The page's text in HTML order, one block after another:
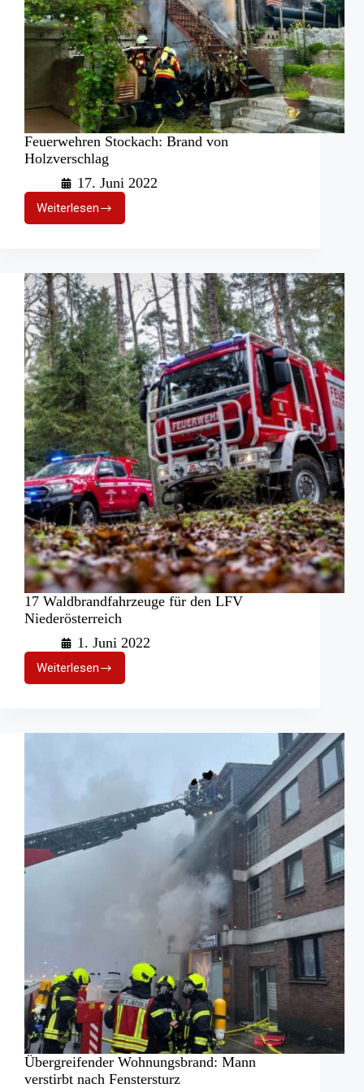
Feuerwehren Stockach: Brand von
Holzverschlag
17. Juni 2022
WeiterlesenFeuerwehren
Stockach:
Holzverschlag
17 Waldbrandfahrzeuge für den LFV
Niederösterreich
1. Juni 2022
Weiterlesen
17
Waldbrandfahrzeuge
LFV
Übergreifender Wohnungsbrand: Mann
verstirbt nach Fenstersturz